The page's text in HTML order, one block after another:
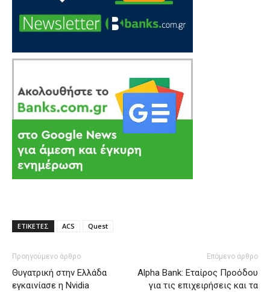
ΕΤΙΚΕΤΕΣ ACS Quest
Προηγούμενο άρθρο
Θυγατρική στην Ελλάδα
εγκαινίασε η Nvidia
Επόμενο άρθρο
Alpha Bank: Εταίρος Προόδου
για τις επιχειρήσεις και τα